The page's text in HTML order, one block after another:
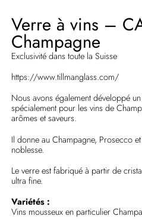
Verre à vins –
Champagne
Exclusivité dans toute la Suisse
https://www.tillmanglass.com/
Nous avons également développé
spécialement pour les vins de
arômes et saveurs.
Il donne au Champagne, Prosecco
noblesse.
Le verre est fabriqué à partir de
ultra fine.
Variétés :
Vins mousseux en particulier